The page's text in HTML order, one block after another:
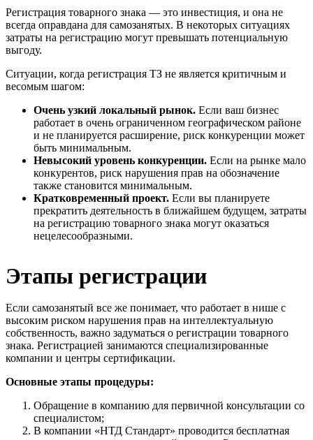
Регистрация товарного знака — это инвестиция, и она не
всегда оправдана для самозанятых. В некоторых ситуациях
затраты на регистрацию могут превышать потенциальную
выгоду.
Ситуации, когда регистрация ТЗ не является критичным и
весомым шагом:
Очень узкий локальный рынок. Если ваш бизнес
работает в очень ограниченном географическом районе
и не планируется расширение, риск конкуренции может
быть минимальным.
Невысокий уровень конкуренции. Если на рынке мало
конкурентов, риск нарушения прав на обозначение
также становится минимальным.
Кратковременный проект. Если вы планируете
прекратить деятельность в ближайшем будущем, затраты
на регистрацию товарного знака могут оказаться
нецелесообразными.
Этапы регистрации
Если самозанятый все же понимает, что работает в нише с
высоким риском нарушения прав на интеллектуальную
собственность, важно задуматься о регистрации товарного
знака. Регистрацией занимаются специализированные
компании и центры сертификации.
Основные этапы процедуры:
Обращение в компанию для первичной консультации со
специалистом;
В компании «НТД Стандарт» проводится бесплатная